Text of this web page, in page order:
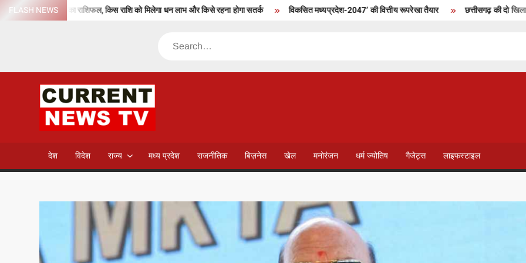
SkipFLASH NEWS
आज का राशिफल, किस राशि को मिलेगा धन लाभ और किसे रहना होगा सतर्क विकसित मध्यप्रदेश-2047’ की वित्तीय रूपरेखा तैयार छत्तीसगढ़ की दो खिलाड़ी
Search
NEWS TV
देश विदेश राज्य मध्य प्रदेश राजनीतिक बिज़नेस खेल मनोरंजन धर्म ज्योतिष गैजेट्स लाइफस्टाइल